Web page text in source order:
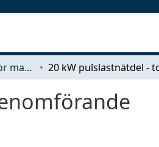
Examensarbeten för masterexamen